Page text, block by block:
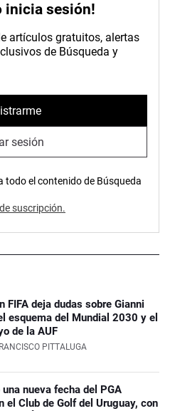
inicia sesión!
artículos gratuitos, alertas
de Búsqueda y
sesión
todo el contenido de Búsqueda
suscripción.
FIFA deja dudas sobre Gianni
esquema del Mundial 2030 y el
de la AUF
PITTALUGA
nueva fecha del PGA
el Club de Golf del Uruguay, con